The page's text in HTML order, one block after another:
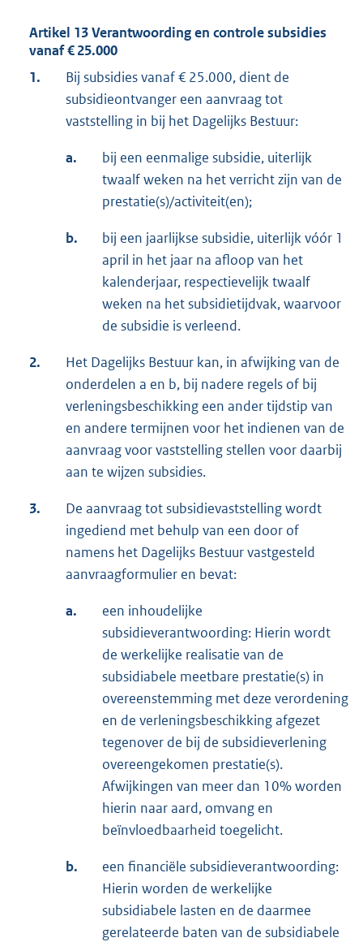
Artikel 13 Verantwoording en controle subsidies
vanaf € 25.000
1.
Bij subsidies vanaf € 25.000, dient de
subsidieontvanger een aanvraag tot
vaststelling in bij het Dagelijks Bestuur:
a.
bij een eenmalige subsidie, uiterlijk
twaalf weken na het verricht zijn van de
prestatie(s)/activiteit(en);
b.
bij een jaarlijkse subsidie, uiterlijk vóór 1
april in het jaar na afloop van het
kalenderjaar, respectievelijk twaalf
weken na het subsidietijdvak, waarvoor
de subsidie is verleend.
2.
Het Dagelijks Bestuur kan, in afwijking van de
onderdelen a en b, bij nadere regels of bij
verleningsbeschikking een ander tijdstip van
en andere termijnen voor het indienen van de
aanvraag voor vaststelling stellen voor daarbij
aan te wijzen subsidies.
3.
De aanvraag tot subsidievaststelling wordt
ingediend met behulp van een door of
namens het Dagelijks Bestuur vastgesteld
aanvraagformulier en bevat:
a.
een inhoudelijke
subsidieverantwoording: Hierin wordt
de werkelijke realisatie van de
subsidiabele meetbare prestatie(s) in
overeenstemming met deze verordening
en de verleningsbeschikking afgezet
tegenover de bij de subsidieverlening
overeengekomen prestatie(s).
Afwijkingen van meer dan 10% worden
hierin naar aard, omvang en
beïnvloedbaarheid toegelicht.
b.
een financiële subsidieverantwoording:
Hierin worden de werkelijke
subsidiabele lasten en de daarmee
gerelateerde baten van de subsidiabele